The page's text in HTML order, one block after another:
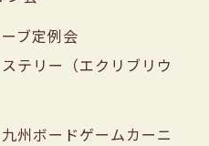
ブ定例会
テリー（エクリブリウ
州ボードゲームカーニ